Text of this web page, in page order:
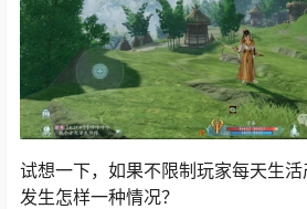
试想一下，如果不限制玩家每天生
发生怎样一种情况？